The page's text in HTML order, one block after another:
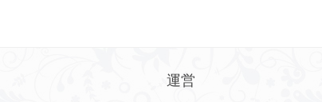
運営